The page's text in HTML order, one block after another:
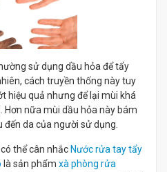
sử dụng dầu hỏa để tẩy
cách truyền thống này tuy
hiệu quả nhưng để lại mùi khá
Hơn nữa mùi dầu hỏa này bám
da của người sử dụng.
thể cân nhắc Nước rửa tay tẩy
là sản phẩm xà phòng rửa